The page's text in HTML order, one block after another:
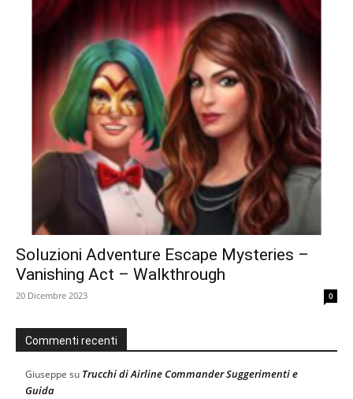
Soluzioni Adventure Escape Mysteries –
Vanishing Act – Walkthrough
20 Dicembre 2023 0
Commenti recenti
Giuseppe su Trucchi di Airline Commander Suggerimenti e
Guida